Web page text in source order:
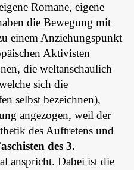
Romane, eigene
die Bewegung mit
einem Anziehungspunkt
Aktivisten
die weltanschaulich
sich die
selbst bezeichnen),
angezogen, weil der
des Auftretens und
des 3.
anspricht. Dabei ist die